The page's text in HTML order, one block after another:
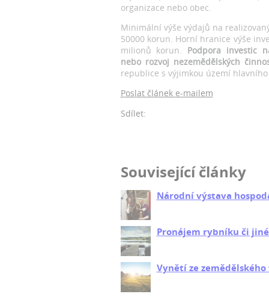
organizace nebo obec.
Minimální výše výdajů na
50000 korun. Horní hranice výše
milionů korun. Podpora investic
nebo rozvoj nezemědělských
republice s výjimkou území
Poslat článek e-mailem
Sdílet:
Související články
Národní výstava
Pronájem rybníku či
Vynětí ze